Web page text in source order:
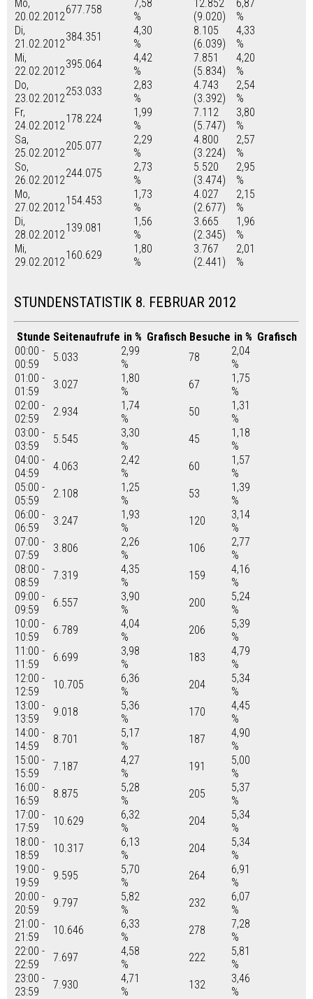
Mo,
20.02.2012
677.758
7,58
%
12.852
(9.020)
6,87
%
Di,
21.02.2012
384.351
4,30
%
8.105
(6.039)
4,33
%
Mi,
22.02.2012
395.064
4,42
%
7.851
(5.834)
4,20
%
Do,
23.02.2012
253.033
2,83
%
4.743
(3.392)
2,54
%
Fr,
24.02.2012
178.224
1,99
%
7.112
(5.747)
3,80
%
Sa,
25.02.2012
205.077
2,29
%
4.800
(3.224)
2,57
%
So,
26.02.2012
244.075
2,73
%
5.520
(3.474)
2,95
%
Mo,
27.02.2012
154.453
1,73
%
4.027
(2.677)
2,15
%
Di,
28.02.2012
139.081
1,56
%
3.665
(2.345)
1,96
%
Mi,
29.02.2012
160.629
1,80
%
3.767
(2.441)
2,01
%
STUNDENSTATISTIK 8. FEBRUAR 2012
Stunde Seitenaufrufe in % Grafisch Besuche in % Grafisch
00:00 -
00:59
5.033
2,99
%
78
2,04
%
01:00 -
01:59
3.027
1,80
%
67
1,75
%
02:00 -
02:59
2.934
1,74
%
50
1,31
%
03:00 -
03:59
5.545
3,30
%
45
1,18
%
04:00 -
04:59
4.063
2,42
%
60
1,57
%
05:00 -
05:59
2.108
1,25
%
53
1,39
%
06:00 -
06:59
3.247
1,93
%
120
3,14
%
07:00 -
07:59
3.806
2,26
%
106
2,77
%
08:00 -
08:59
7.319
4,35
%
159
4,16
%
09:00 -
09:59
6.557
3,90
%
200
5,24
%
10:00 -
10:59
6.789
4,04
%
206
5,39
%
11:00 -
11:59
6.699
3,98
%
183
4,79
%
12:00 -
12:59
10.705
6,36
%
204
5,34
%
13:00 -
13:59
9.018
5,36
%
170
4,45
%
14:00 -
14:59
8.701
5,17
%
187
4,90
%
15:00 -
15:59
7.187
4,27
%
191
5,00
%
16:00 -
16:59
8.875
5,28
%
205
5,37
%
17:00 -
17:59
10.629
6,32
%
204
5,34
%
18:00 -
18:59
10.317
6,13
%
204
5,34
%
19:00 -
19:59
9.595
5,70
%
264
6,91
%
20:00 -
20:59
9.797
5,82
%
232
6,07
%
21:00 -
21:59
10.646
6,33
%
278
7,28
%
22:00 -
22:59
7.697
4,58
%
222
5,81
%
23:00 -
23:59
7.930
4,71
%
132
3,46
%